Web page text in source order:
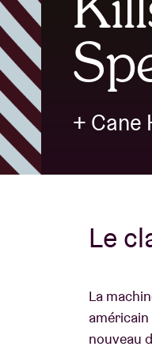
AB
+ Cane
Le
La
américain
nouveau